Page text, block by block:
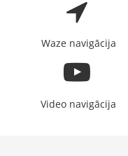
Waze navigācija
Video navigācija